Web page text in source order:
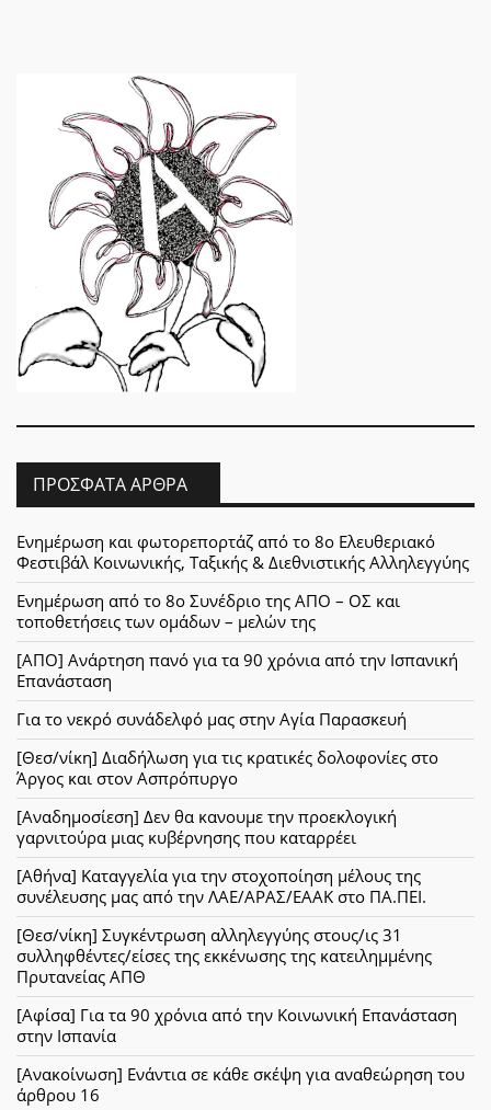
ΠΡΌΣΦΑΤΑ ΆΡΘΡΑ
Ενημέρωση και φωτορεπορτάζ από το 8ο Ελευθεριακό
Φεστιβάλ Κοινωνικής, Ταξικής & Διεθνιστικής Αλληλεγγύης
Ενημέρωση από το 8ο Συνέδριο της ΑΠΟ – ΟΣ και
τοποθετήσεις των ομάδων – μελών της
[ΑΠΟ] Ανάρτηση πανό για τα 90 χρόνια από την Ισπανική
Επανάσταση
Για το νεκρό συνάδελφό μας στην Αγία Παρασκευή
[Θεσ/νίκη] Διαδήλωση για τις κρατικές δολοφονίες στο
Άργος και στον Ασπρόπυργο
[Αναδημοσίεση] Δεν θα κανουμε την προεκλογική
γαρνιτούρα μιας κυβέρνησης που καταρρέει
[Αθήνα] Καταγγελία για την στοχοποίηση μέλους της
συνέλευσης μας από την ΛΑΕ/ΑΡΑΣ/ΕΑΑΚ στο ΠΑ.ΠΕΙ.
[Θεσ/νίκη] Συγκέντρωση αλληλεγγύης στους/ις 31
συλληφθέντες/είσες της εκκένωσης της κατειλημμένης
Πρυτανείας ΑΠΘ
[Αφίσα] Για τα 90 χρόνια από την Κοινωνική Επανάσταση
στην Ισπανία
[Ανακοίνωση] Ενάντια σε κάθε σκέψη για αναθεώρηση του
άρθρου 16